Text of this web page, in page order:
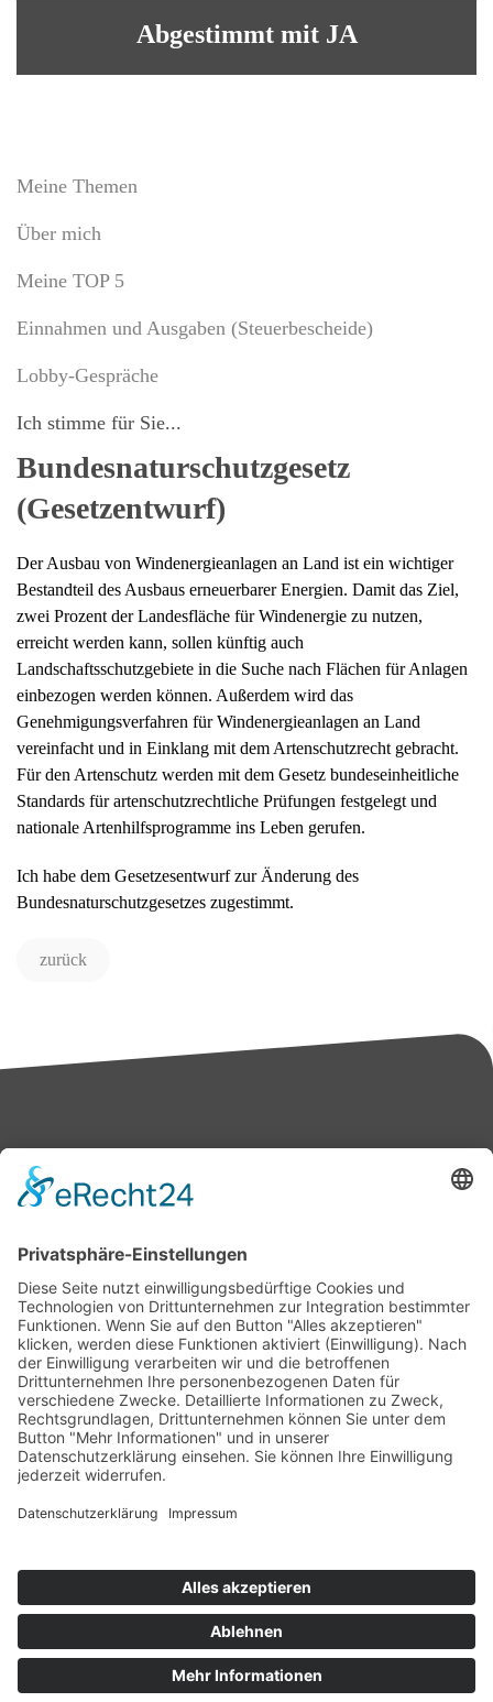
Abgestimmt mit JA
Meine Themen
Über mich
Meine TOP 5
Einnahmen und Ausgaben (Steuerbescheide)
Lobby-Gespräche
Ich stimme für Sie...
Bundesnaturschutzgesetz
(Gesetzentwurf)
Der Ausbau von Windenergieanlagen an Land ist ein wichtiger
Bestandteil des Ausbaus erneuerbarer Energien. Damit das Ziel,
zwei Prozent der Landesfläche für Windenergie zu nutzen,
erreicht werden kann, sollen künftig auch
Landschaftsschutzgebiete in die Suche nach Flächen für Anlagen
einbezogen werden können. Außerdem wird das
Genehmigungsverfahren für Windenergieanlagen an Land
vereinfacht und in Einklang mit dem Artenschutzrecht gebracht.
Für den Artenschutz werden mit dem Gesetz bundeseinheitliche
Standards für artenschutzrechtliche Prüfungen festgelegt und
nationale Artenhilfsprogramme ins Leben gerufen.
Ich habe dem Gesetzesentwurf zur Änderung des
Bundesnaturschutzgesetzes zugestimmt.
zurück
Mitglied des Deutschen Bundestages
Presse & Downloads
Pressemitteilungen
Pressefotos
BASis Info
Newsletter-Abo
Kontakt Datenschutz
Impressum